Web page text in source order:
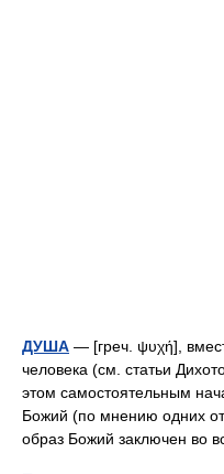
ДУША — [греч. ψυχή],
человека (см. статьи
этом самостоятельным
Божий (по мнению одних
образ Божий заключен